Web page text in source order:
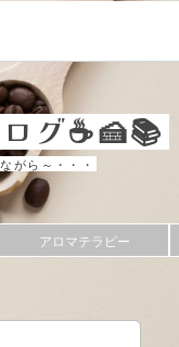
グ☕🍰📚
がら～・・・
アロマテラピー